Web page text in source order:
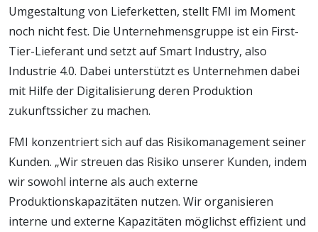
Umgestaltung von Lieferketten, stellt FMI im Moment
noch nicht fest. Die Unternehmensgruppe ist ein First-
Tier-Lieferant und setzt auf Smart Industry, also
Industrie 4.0. Dabei unterstützt es Unternehmen dabei
mit Hilfe der Digitalisierung deren Produktion
zukunftssicher zu machen.
FMI konzentriert sich auf das Risikomanagement seiner
Kunden. „Wir streuen das Risiko unserer Kunden, indem
wir sowohl interne als auch externe
Produktionskapazitäten nutzen. Wir organisieren
interne und externe Kapazitäten möglichst effizient und